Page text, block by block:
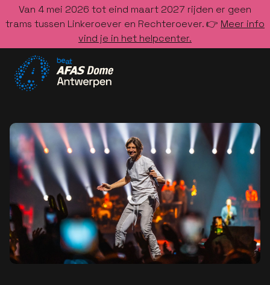
Van 4 mei 2026 tot eind maart 2027 rijden er geen
trams tussen Linkeroever en Rechteroever. 👉 Meer info
vind je in het helpcenter.